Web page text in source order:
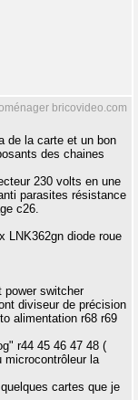
bricovideo.com
de la carte et un bon
des chaines
230 volts en une
parasites résistance
c26.
LNK362gn diode roue
power switcher
diviseur de précision
alimentation r68 r69
r44 45 46 47 48 (
microcontrôleur la
cartes que je